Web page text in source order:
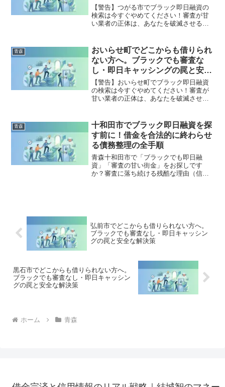
決策
【警告】つがる市でブラック即日融資の
検索は今すぐやめてください！審査が甘
い業者の正体は、あなたを破滅させる闇
つがる市で違法業者を避け、借金地獄か
ら抜け出した方々の実体験と確実な解決
策を完全公開。
青森
おいらせ町でどこからも借りられ
ない方へ。ブラックでも審査な
し・即日キャッシングの罠と安全
な解決策
【警告】おいらせ町でブラック即日融資
の検索は今すぐやめてください！審査が
甘い業者の正体は、あなたを破滅させる
おいらせ町で違法業者を避け、借金地獄
から抜け出した方々の実体験と確実な解
決策を完全公開。
青森
十和田市でブラック即日融資を探
す前に！借金を合法的に終わらせ
る債務整理の全手順
青森十和田市で「ブラックでも即日融
資」「審査の甘い街金」をお探しです
か？審査に落ち続ける残酷な理由（信用
促を止める無料相談窓口をご案内しま
す。
弘前市でどこからも借りられない方へ。
ブラックでも審査なし・即日キャッシン
グの罠と安全な解決策
黒石市でどこからも借りられない方へ。
ブラックでも審査なし・即日キャッシン
グの罠と安全な解決策
ホーム 青森